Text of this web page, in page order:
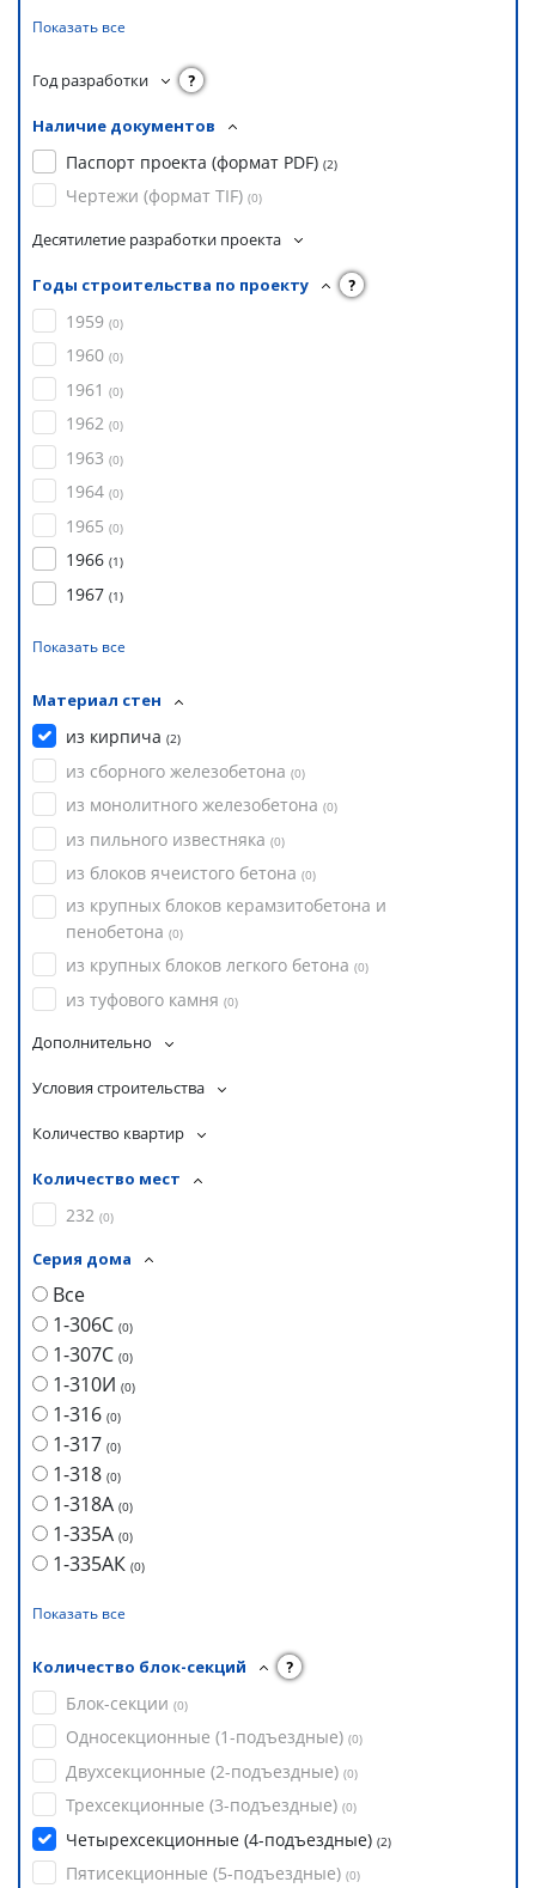
Показать все
Год разработки ?
Наличие документов
Паспорт проекта (формат PDF) (2)
Чертежи (формат TIF) (0)
Десятилетие разработки проекта
Годы строительства по проекту ?
1959 (0)
1960 (0)
1961 (0)
1962 (0)
1963 (0)
1964 (0)
1965 (0)
1966 (1)
1967 (1)
Показать все
Материал стен
из кирпича (2)
из сборного железобетона (0)
из монолитного железобетона (0)
из пильного известняка (0)
из блоков ячеистого бетона (0)
из крупных блоков керамзитобетона и
пенобетона (0)
из крупных блоков легкого бетона (0)
из туфового камня (0)
Дополнительно
Условия строительства
Количество квартир
Количество мест
232 (0)
Серия дома
Все
1-306С (0)
1-307С (0)
1-310И (0)
1-316 (0)
1-317 (0)
1-318 (0)
1-318А (0)
1-335А (0)
1-335АК (0)
Показать все
Количество блок-секций ?
Блок-секции (0)
Односекционные (1-подъездные) (0)
Двухсекционные (2-подъездные) (0)
Трехсекционные (3-подъездные) (0)
Четырехсекционные (4-подъездные) (2)
Пятисекционные (5-подъездные) (0)